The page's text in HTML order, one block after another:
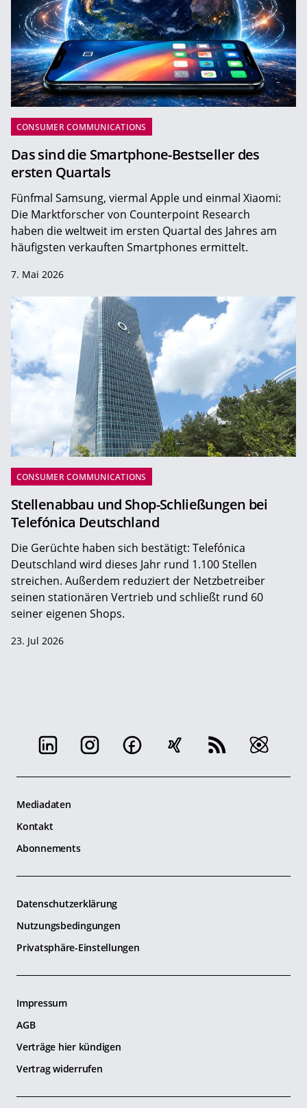
CONSUMER COMMUNICATIONS
Das sind die Smartphone-Bestseller des
ersten Quartals
Fünfmal Samsung, viermal Apple und einmal Xiaomi:
Die Marktforscher von Counterpoint Research
haben die weltweit im ersten Quartal des Jahres am
häufigsten verkauften Smartphones ermittelt.
7. Mai 2026
CONSUMER COMMUNICATIONS
Stellenabbau und Shop-Schließungen bei
Telefónica Deutschland
Die Gerüchte haben sich bestätigt: Telefónica
Deutschland wird dieses Jahr rund 1.100 Stellen
streichen. Außerdem reduziert der Netzbetreiber
seinen stationären Vertrieb und schließt rund 60
seiner eigenen Shops.
23. Jul 2026
Mediadaten
Kontakt
Abonnements
Datenschutzerklärung
Nutzungsbedingungen
Privatsphäre-Einstellungen
Impressum
AGB
Verträge hier kündigen
Vertrag widerrufen